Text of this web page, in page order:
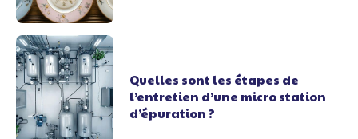
Quelles sont les étapes de
l’entretien d’une micro station
d’épuration ?